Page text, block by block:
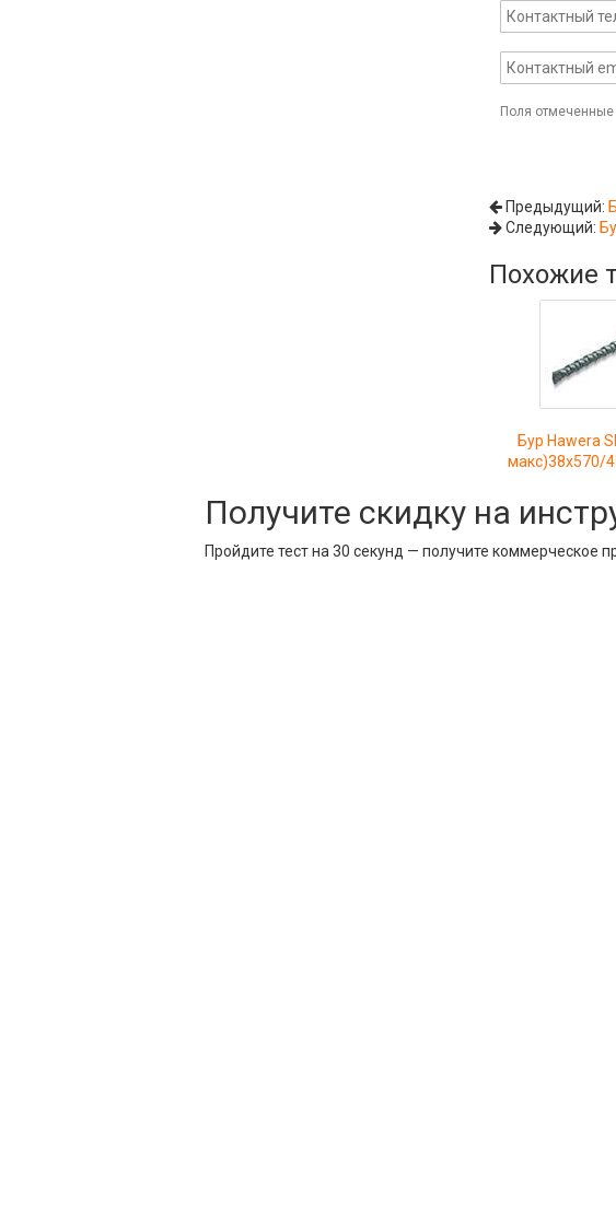
Поля отмеченные
Предыдущий:
Следующий:
Похожие
Бур Hawera
макс)38x570/
Получите скидку на
Пройдите тест на 30 секунд — получите коммерческое